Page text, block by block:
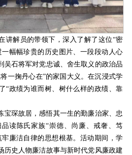
讲解员的带领下，深入了解了这位“密
幅幅珍贵的历史图片、一段段动人心
吴石将军对党忠诚、舍生取义的政治品
一掬丹心在”的家国大义。在沉浸式学
“政绩为谁而树、树什么样的政绩、靠
宝琛故居，感悟其一生的勤廉治家、忠
读陈氏家族“崇德、尚廉、戒奢、笃
廉洁自律的思想根基。活动期间，学
历史人物廉洁故事与新时代党风廉政建